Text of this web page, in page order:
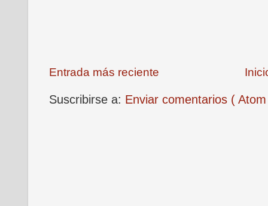
Entrada más reciente
Suscribirse a: Enviar comentarios (